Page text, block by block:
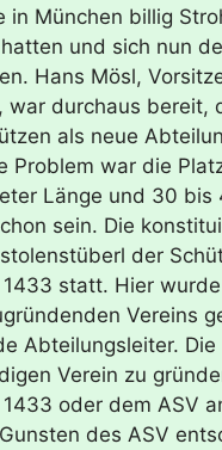
in München billig
und sich nun
Hans Mösl,
war durchaus bereit,
als neue
Problem war die
Länge und 30 bis
sein. Die
der
statt. Hier
Vereins
Abteilungsleiter. Die
Verein zu
oder dem ASV
des ASV